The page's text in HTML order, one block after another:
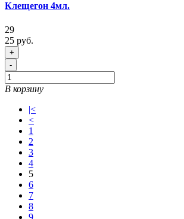
Клещегон 4мл.
29
25 руб.
+
-
В корзину
|<
<
1
2
3
4
5
6
7
8
9